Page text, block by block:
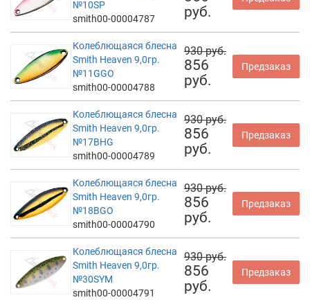
№10SP
smith00-00004787
руб.
Колеблющаяся блесна
Smith Heaven 9,0гр.
№11GGO
smith00-00004788
930 руб.
856
руб.
Предзаказ
Колеблющаяся блесна
Smith Heaven 9,0гр.
№17BHG
smith00-00004789
930 руб.
856
руб.
Предзаказ
Колеблющаяся блесна
Smith Heaven 9,0гр.
№18BGO
smith00-00004790
930 руб.
856
руб.
Предзаказ
Колеблющаяся блесна
Smith Heaven 9,0гр.
№30SYM
smith00-00004791
930 руб.
856
руб.
Предзаказ